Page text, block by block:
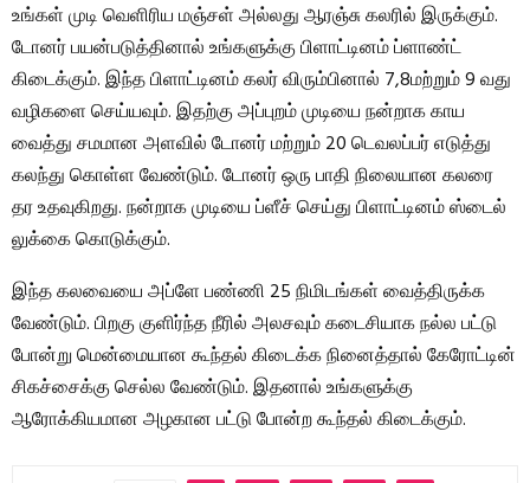
உங்கள் முடி வெளிரிய மஞ்சள் அல்லது ஆரஞ்சு கலரில் இருக்கும்.
டோனர் பயன்படுத்தினால் உங்களுக்கு பிளாட்டினம் ப்ளாண்ட்
கிடைக்கும். இந்த பிளாட்டினம் கலர் விரும்பினால் 7,8மற்றும் 9 வது
வழிகளை செய்யவும். இதற்கு அப்புறம் முடியை நன்றாக காய
வைத்து சமமான அளவில் டோனர் மற்றும் 20 டெவலப்பர் எடுத்து
கலந்து கொள்ள வேண்டும். டோனர் ஒரு பாதி நிலையான கலரை
தர உதவுகிறது. நன்றாக முடியை ப்ளீச் செய்து பிளாட்டினம் ஸ்டைல்
லுக்கை கொடுக்கும்.
இந்த கலவையை அப்ளே பண்ணி 25 நிமிடங்கள் வைத்திருக்க
வேண்டும். பிறகு குளிர்ந்த நீரில் அலசவும் கடைசியாக நல்ல பட்டு
போன்று மென்மையான கூந்தல் கிடைக்க நினைத்தால் கேரோட்டின்
சிகச்சைக்கு செல்ல வேண்டும். இதனால் உங்களுக்கு
ஆரோக்கியமான அழகான பட்டு போன்ற கூந்தல் கிடைக்கும்.